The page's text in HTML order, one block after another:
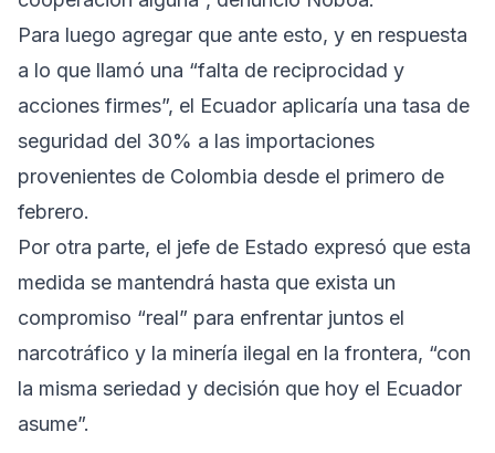
Para luego agregar que ante esto, y en respuesta
a lo que llamó una “falta de reciprocidad y
acciones firmes”, el Ecuador aplicaría una tasa de
seguridad del 30% a las importaciones
provenientes de Colombia desde el primero de
febrero.
Por otra parte, el jefe de Estado expresó que esta
medida se mantendrá hasta que exista un
compromiso “real” para enfrentar juntos el
narcotráfico y la minería ilegal en la frontera, “con
la misma seriedad y decisión que hoy el Ecuador
asume”.